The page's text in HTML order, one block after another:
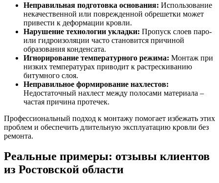
Неправильная подготовка основания: Использование
некачественной или поврежденной обрешетки может
привести к деформации кровли.
Нарушение технологии укладки: Пропуск слоев паро-
или гидроизоляции часто становится причиной
образования конденсата.
Игнорирование температурного режима: Монтаж при
низких температурах приводит к растрескиванию
битумного слоя.
Неправильное формирование нахлестов:
Недостаточный нахлест между полосами материала –
частая причина протечек.
Профессиональный подход к монтажу помогает избежать этих
проблем и обеспечить длительную эксплуатацию кровли без
ремонта.
Реальные примеры: отзывы клиентов
из Ростовской области